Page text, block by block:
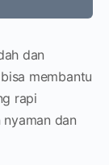
dan
membantu
rapi
dan